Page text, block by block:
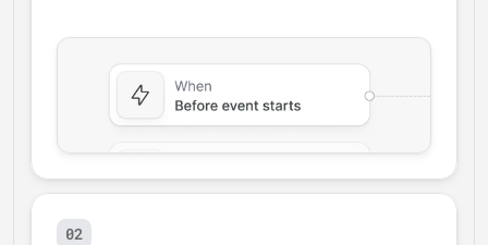
Enlaces de Grupo Dinámico
02